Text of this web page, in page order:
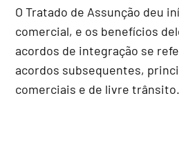
O Tratado de Assunção deu
comercial, e os benefícios
acordos de integração se
acordos subsequentes,
comerciais e de livre trânsito.